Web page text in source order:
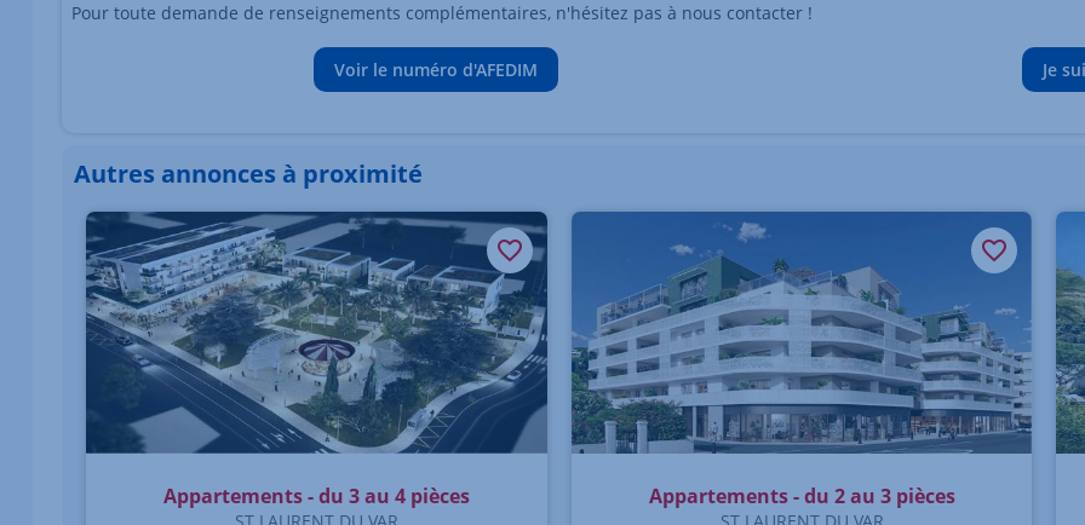
Pour toute demande de renseignements complémentaires, n'hésitez pas à nous contacter !
Voir le numéro d'AFEDIM Je
Autres annonces à proximité
Élément 1 sur 1
Appartements - du 3 au 4 pièces Appartements - du 2 au 3 pièces